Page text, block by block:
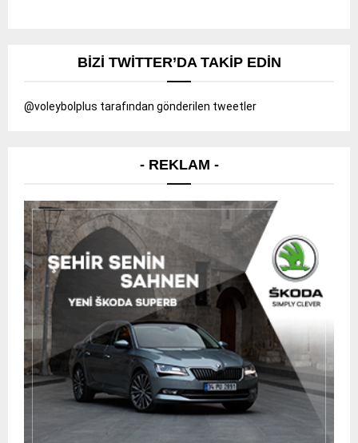
BIZI TWITTER’DA TAKIP EDIN
@voleybolplus tarafından gönderilen tweetler
- REKLAM -